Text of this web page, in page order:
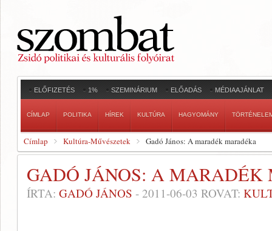
ELŐFIZETÉS 1% SZEMINÁRIUM ELŐADÁS MÉDIAAJÁNLAT
CÍMLAP POLITIKA HÍREK KULTÚRA HAGYOMÁNY
Címlap Kultúra-Művészetek Gadó János: A maradék maradéka
GADÓ JÁNOS: A
ÍRTA: GADÓ JÁNOS - 2011-06-03 ROVAT: